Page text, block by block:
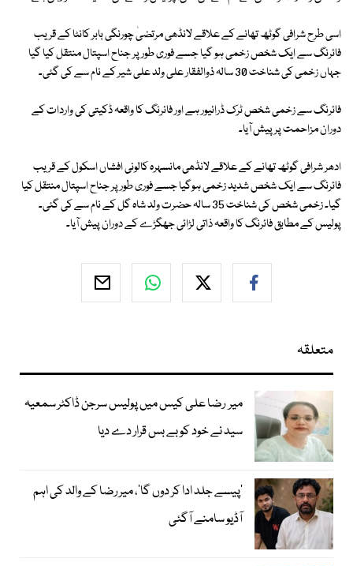
اسی طرح شرافی گوٹھ تھانے کے علاقے لانڈھی مرتضیٰ چورنگی بابر کانٹا کے قریب
فائرنگ سے ایک شخص زخمی ہو گیا جسے فوری طور پر جناح اسپتال منتقل کیا گیا
جہاں زخمی کی شناخت 30 سالہ ذوالفقار علی ولد علی شیر کے نام سے کی گئی۔
فائرنگ سے زخمی شخص ٹرک ڈرائیور ہے اور فائرنگ کا واقعہ ڈکیتی کی واردات کے
دوران مزاحمت پر پیش آیا۔
ادھر شرافی گوٹھ تھانے کے علاقے لانڈھی مانسہرہ کالونی افشاں اسکول کے قریب
فائرنگ سے ایک شخص شدید زخمی ہوگیا جسے فوری طور پر جناح اسپتال منتقل کیا
گیا۔ زخمی شخص کی شناخت 35 سالہ حضرت ولد شاہ گل کے نام سے کی گئی۔
پولیس کے مطابق فائرنگ کا واقعہ ذاتی لڑائی جھگڑے کے دوران پیش آیا۔
متعلقہ
میر رضا علی کیس میں پولیس سرجن ڈاکٹر سمعیہ
سید نے خود کو بے بس قرار دے دیا
’پیسے جلد ادا کر دوں گا‘، میر رضا کے والد کی اہم
آڈیو سامنے آگئی